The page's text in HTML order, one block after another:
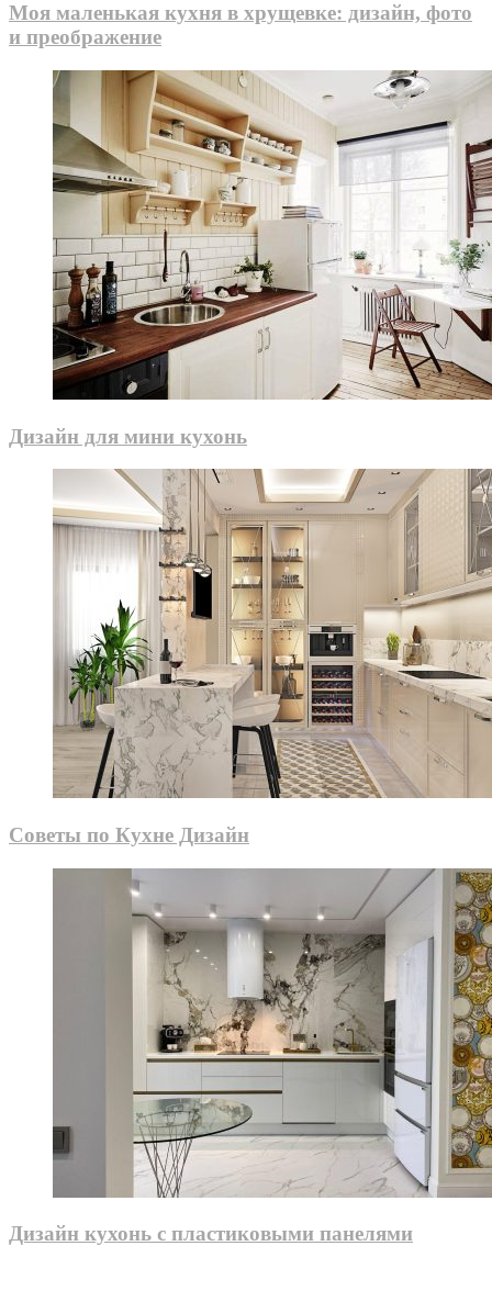
Моя маленькая кухня в хрущевке: дизайн, фото
и преображение
Дизайн для мини кухонь
Советы по Кухне Дизайн
Дизайн кухонь с пластиковыми панелями